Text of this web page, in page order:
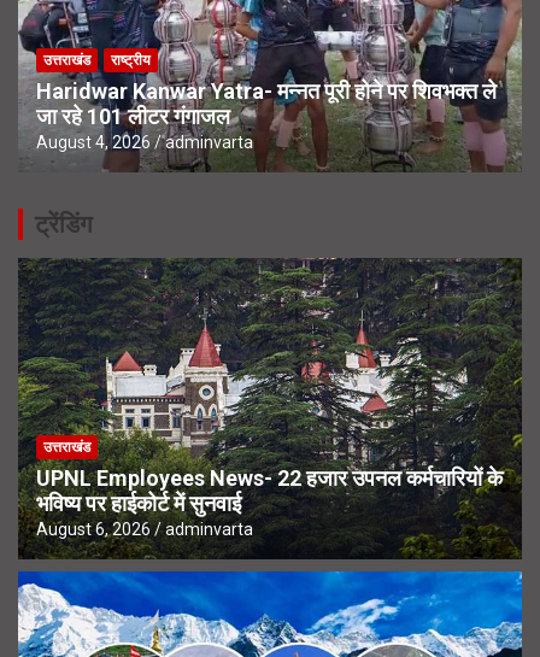
उत्तराखंड राष्ट्रीय
Haridwar Kanwar Yatra- मन्नत पूरी होने पर शिवभक्त ले
जा रहे 101 लीटर गंगाजल
August 4, 2026 adminvarta
ट्रेंडिंग
उत्तराखंड
UPNL Employees News- 22 हजार उपनल कर्मचारियों के
भविष्य पर हाईकोर्ट में सुनवाई
August 6, 2026 adminvarta